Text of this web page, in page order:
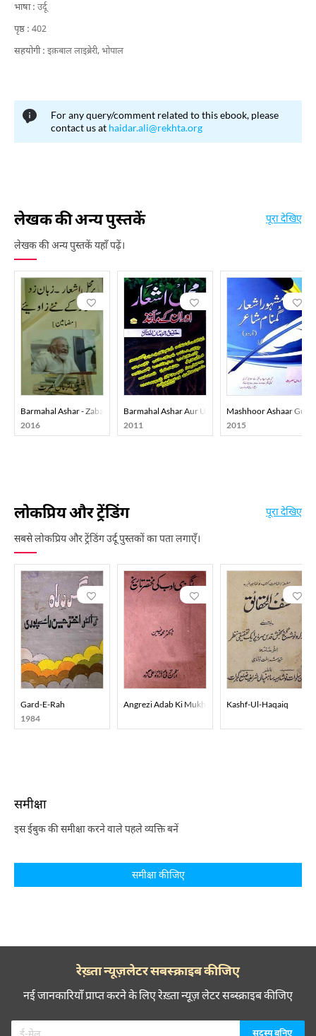
भाषा : उर्दू
पृष्ठ : 402
सहयोगी : इक़बाल लाइब्रेरी, भोपाल
For any query/comment related to this ebook, please
contact us at haidar.ali@rekhta.org
लेखक की अन्य पुस्तकें
लेखक की अन्य पुस्तकें यहाँ पढ़ें।
पूरा देखिए
Barmahal Ashar - Zaban Zad Ashar Ke Naye Zawiye
2016
Barmahal Ashar Aur Unke Makhaz
2011
Mashhoor Ashaar
2015
लोकप्रिय और ट्रेंडिंग
सबसे लोकप्रिय और ट्रेंडिंग उर्दू पुस्तकों का पता लगाएँ।
पूरा देखिए
Gard-E-Rah
1984
Angrezi Adab Ki Mukhtasar TareekhKashf-Ul-Haqaiq
समीक्षा
इस ईबुक की समीक्षा करने वाले पहले व्यक्ति बनें
समीक्षा कीजिए
रेख़्ता न्यूज़लेटर सबस्क्राइब कीजिए
नई जानकारियाँ प्राप्त करने के लिए रेख़्ता न्यूज़ लेटर सब्स्क्राइब कीजिए